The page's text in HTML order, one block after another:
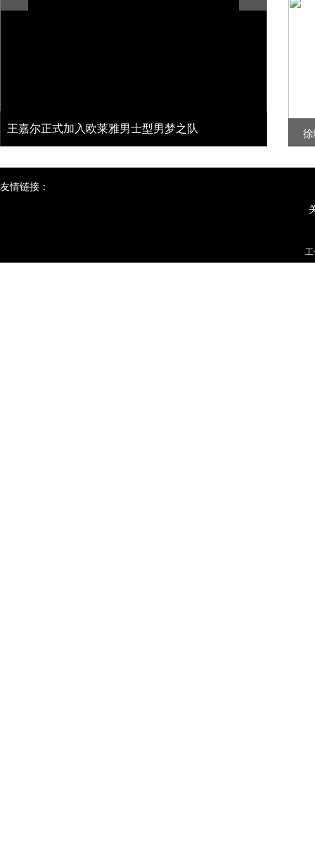
王嘉尔正式加入欧莱雅男士型男梦之队
友情链接：